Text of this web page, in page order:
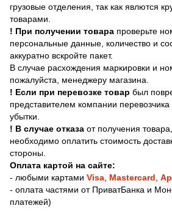
грузовые отделения, так как явлются
товарами.
! При получении товара проверьте
персональные данные, количество и
аккуратно вскройте пакет.
В случае расхождения маркировки и
пожалуйста, менеджеру магазина.
! Если при перевозке товар был
представителем компании
убытки.
! В случае отказа от получения
необходимо оплатить стоимость
стороны.
Оплата картой на сайте:
- любыми картами Visa Mastercard
- оплата частями от ПриватБанка и
платежей)